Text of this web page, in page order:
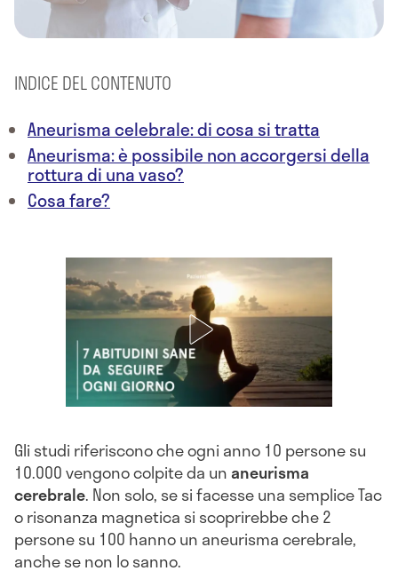
INDICE DEL CONTENUTO
Aneurisma celebrale: di cosa si tratta
Aneurisma: è possibile non accorgersi della
rottura di una vaso?
Cosa fare?
Gli studi riferiscono che ogni anno 10 persone su
10.000 vengono colpite da unaneurisma
cerebrale. Non solo, se si facesse una semplice Tac
o risonanza magnetica si scoprirebbe che 2
persone su 100 hanno un aneurisma cerebrale,
anche se non lo sanno.